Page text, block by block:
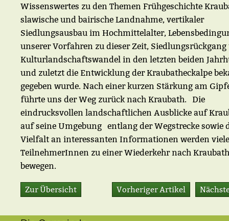
Wissenswertes zu den Themen Frühgeschichte
slawische und bairische Landnahme, vertikaler
Siedlungsausbau im Hochmittelalter,
unserer Vorfahren zu dieser Zeit,
Kulturlandschaftswandel in den letzten beiden
und zuletzt die Entwicklung der Kraubatheckalpe
gegeben wurde. Nach einer kurzen Stärkung am
führte uns der Weg zurück nach Kraubath. Die
eindrucksvollen landschaftlichen Ausblicke auf
auf seine Umgebung entlang der Wegstrecke sowie
Vielfalt an interessanten Informationen werden viele
TeilnehmerInnen zu einer Wiederkehr nach Kraubath
bewegen.
Vorheriger Artikel
Zur Übersicht